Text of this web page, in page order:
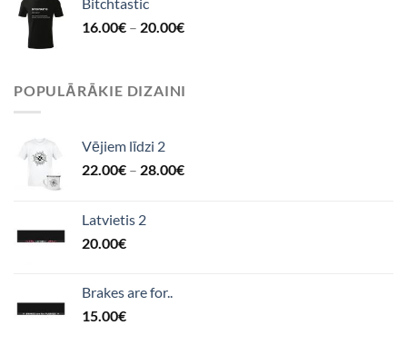
16.00€ – 20.00€
POPULĀRĀKIE DIZAINI
Vējiem līdzi 2
22.00€ – 28.00€
Latvietis 2
20.00€
Brakes are for..
15.00€